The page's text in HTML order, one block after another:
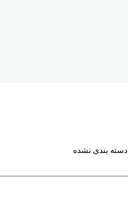
دسته بندی نشده